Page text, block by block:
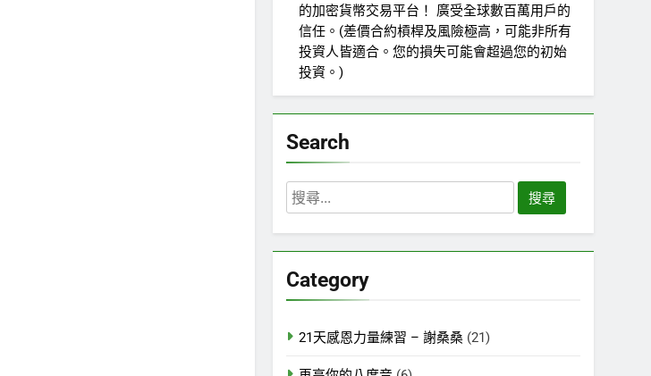
的加密貨幣交易平台！ 廣受全球數百萬用戶的
信任。(差價合約槓桿及風險極高，可能非所有
投資人皆適合。您的損失可能會超過您的初始
投資。)
Search
搜
尋
字:
Category
21天感恩力量練習 – 謝桑桑 (21)